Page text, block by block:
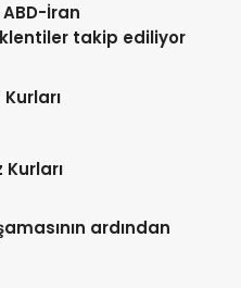
İran
takip ediliyor
ardından